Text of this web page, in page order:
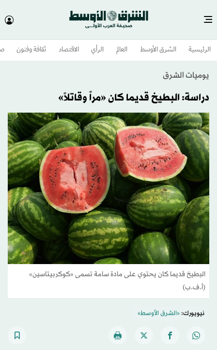
الرئيسية الشرق الأوسط​ العالم الرأي الاقتصاد ثقافة وفنون
يوميات الشرق
دراسة: البطيخ قديما كان «مراً وقاتلاً»
البطيخ قديما كان يحتوي على مادة سامة تسمى «كوكربيتاسين»
(أ.ف.ب)
نيويورك:«الشرق الأوسط»